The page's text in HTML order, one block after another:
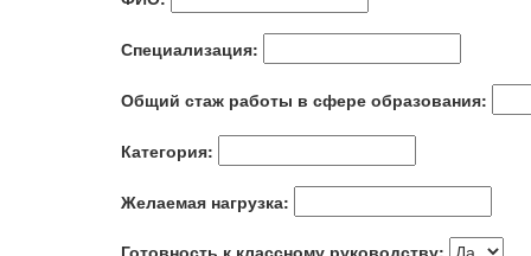
Специализация:
Общий стаж работы в сфере образования:
Категория:
Желаемая нагрузка:
Готовность к классному руководству: